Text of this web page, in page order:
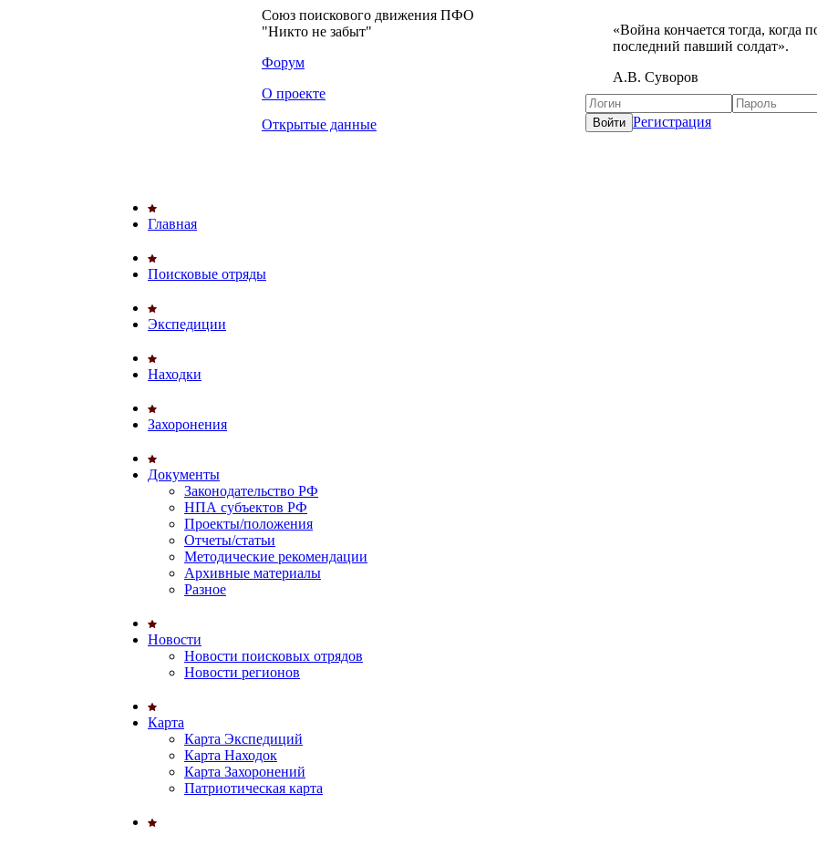
Союз поискового движения ПФО
"Никто не забыт"
Форум
О проекте
Открытые данные
«Война кончается тогда, когда
последний павший солдат».
А.В. Суворов
Регистрация
Главная
Поисковые отряды
Экспедиции
Находки
Захоронения
Документы
Законодательство РФ
НПА субъектов РФ
Проекты/положения
Отчеты/статьи
Методические рекомендации
Архивные материалы
Разное
Новости
Новости поисковых отрядов
Новости регионов
Карта
Карта Экспедиций
Карта Находок
Карта Захоронений
Патриотическая карта